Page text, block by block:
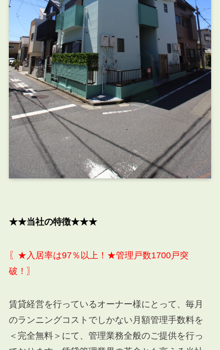
★★当社の特徴★★★
〖★入居率は97％以上！★管理戸数1700戸突
破！〗
賃貸経営を行っているオーナー様にとって、毎月
のランニングコストでしかない月額管理手数料を
＜完全無料＞にて、管理業務全般のご提供を行っ